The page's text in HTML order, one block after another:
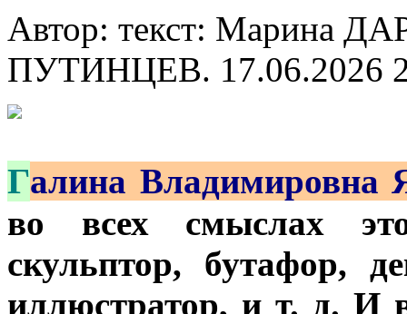
Автор: текст: Марина
ПУТИНЦЕВ. 17.06.2026
Галина Владимировна
во всех смыслах
скульптор, бутафор,
иллюстратор, и т. д. И